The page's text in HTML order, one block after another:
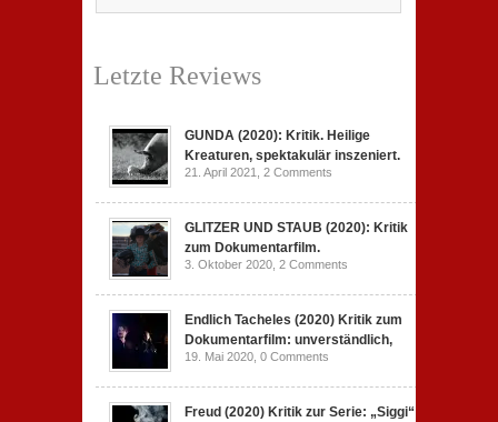
Letzte Reviews
GUNDA (2020): Kritik. Heilige
Kreaturen, spektakulär inszeniert.
21. April 2021, 2 Comments
GLITZER UND STAUB (2020): Kritik
zum Dokumentarfilm.
3. Oktober 2020, 2 Comments
Endlich Tacheles (2020) Kritik zum
Dokumentarfilm: unverständlich,
19. Mai 2020, 0 Comments
Freud (2020) Kritik zur Serie: „Siggi“